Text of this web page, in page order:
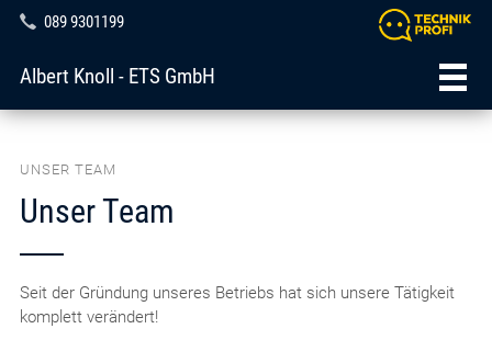
089 9301199
Albert Knoll - ETS GmbH
UNSER TEAM
Unser Team
Seit der Gründung unseres Betriebs hat sich unsere Tätigkeit
komplett verändert!